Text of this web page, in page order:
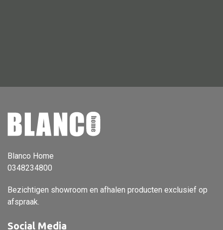
Pilaar
Pot
Dienblad
Mand
Roomdevider
Deco overig
Blanco Home
0348234800
Bezichtigen showroom en afhalen producten exclusief op
afspraak.
Social Media